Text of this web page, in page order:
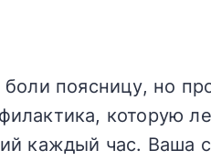
боли поясницу, но
которую
каждый час. Ваша